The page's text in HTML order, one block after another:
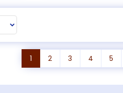
1 2 3 4 5